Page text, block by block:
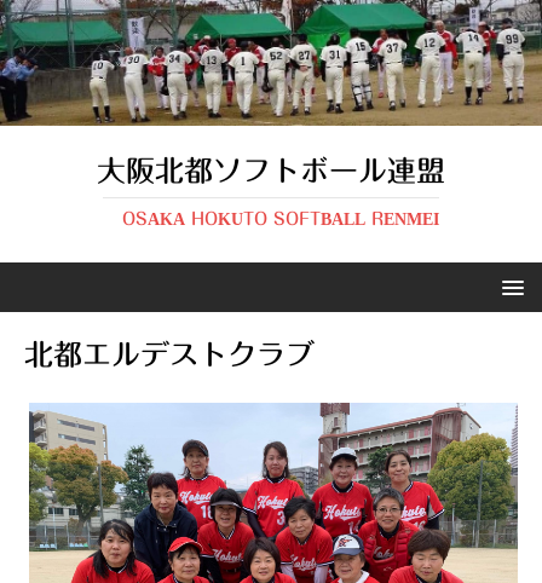
大阪北都ソフトボール連盟
OSAKA HOKUTO SOFTBALL RENMEI
北都エルデストクラブ